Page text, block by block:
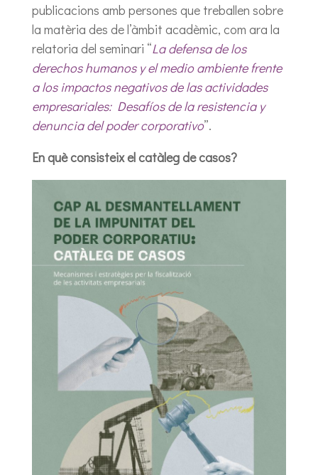
publicacions amb persones que treballen sobre
la matèria des de l’àmbit acadèmic, com ara la
relatoria del seminari “La defensa de los
derechos humanos y el medio ambiente frente
a los impactos negativos de las actividades
empresariales: Desafíos de la resistencia y
denuncia del poder corporativo”.
En què consisteix el catàleg de casos?